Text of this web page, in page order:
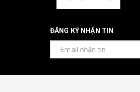
ĐĂNG KÝ NHẬN TIN